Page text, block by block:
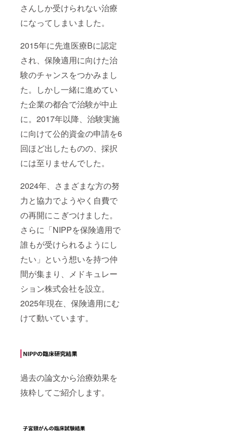
さんしか受けられない治療
になってしまいました。
2015年に先進医療Bに認定
され、保険適用に向けた治
験のチャンスをつかみまし
た。しかし一緒に進めてい
た企業の都合で治験が中止
に。2017年以降、治験実施
に向けて公的資金の申請を6
回ほど出したものの、採択
には至りませんでした。
2024年、さまざまな方の努
力と協力でようやく自費で
の再開にこぎつけました。
さらに「NIPPを保険適用で
誰もが受けられるようにし
たい」という想いを持つ仲
間が集まり、メドキュレー
ション株式会社を設立。
2025年現在、保険適用にむ
けて動いています。
過去の論文から治療効果を
抜粋してご紹介します。